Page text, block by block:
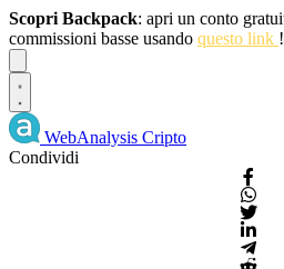
Scopri Backpack: apri un conto
commissioni basse usando questo link !
WebAnalysis Cripto
Condividi